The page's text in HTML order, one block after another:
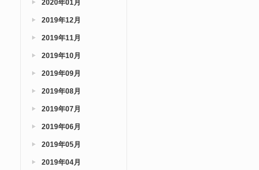
2020年01月
2019年12月
2019年11月
2019年10月
2019年09月
2019年08月
2019年07月
2019年06月
2019年05月
2019年04月